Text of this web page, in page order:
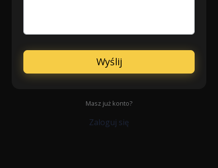
Wyślij
Masz już konto?
Zaloguj się